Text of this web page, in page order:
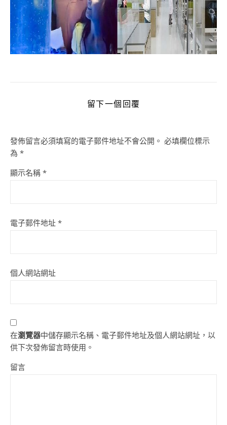
留下一個回覆
發佈留言必須填寫的電子郵件地址不會公開。 必填欄位標示
為 *
顯示名稱 *
電子郵件地址 *
個人網站網址
在瀏覽器中儲存顯示名稱、電子郵件地址及個人網站網址，以
供下次發佈留言時使用。
留言